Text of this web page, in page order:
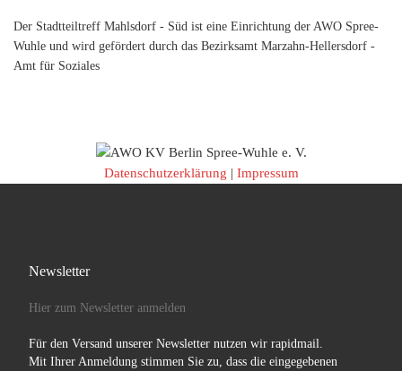
Der Stadtteiltreff Mahlsdorf - Süd ist eine Einrichtung der AWO Spree-
Wuhle und wird gefördert durch das Bezirksamt Marzahn-Hellersdorf -
Amt für Soziales
Datenschutzerklärung | Impressum
Newsletter
Hier zum Newsletter anmelden
Für den Versand unserer Newsletter nutzen wir rapidmail.
Mit Ihrer Anmeldung stimmen Sie zu, dass die eingegebenen